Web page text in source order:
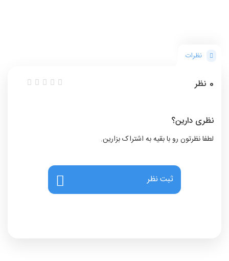
نظرات
0 نظر
نظری دارین؟
لطفا نظرتون رو با بقیه به اشتراک بزارین.
ثبت نظر